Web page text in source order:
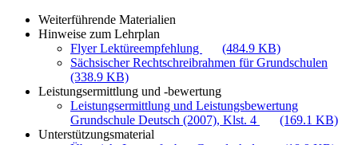
Weiterführende Materialien
Hinweise zum Lehrplan
Flyer Lektüreempfehlung
(484.9 KB)
Sächsischer Rechtschreibrahmen für Grundschulen
(338.9 KB)
Leistungsermittlung und -bewertung
Leistungsermittlung und Leistungsbewertung
Grundschule Deutsch (2007), Klst. 4
(169.1 KB)
Unterstützungsmaterial